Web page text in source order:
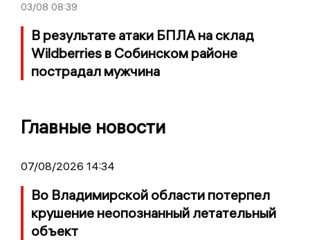
03/08 08:39
В результате атаки БПЛА на склад
Wildberries в Собинском районе
пострадал мужчина
Главные новости
07/08/2026 14:34
Во Владимирской области потерпел
крушение неопознанный летательный
объект